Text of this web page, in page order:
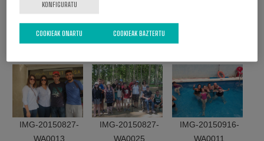
IMG-20150827-
WA0013
IMG-20150827-
WA0025
IMG-20150916-
WA0011
KONFIGURATU
COOKIEAK BAZTERTU
COOKIEAK ONARTU